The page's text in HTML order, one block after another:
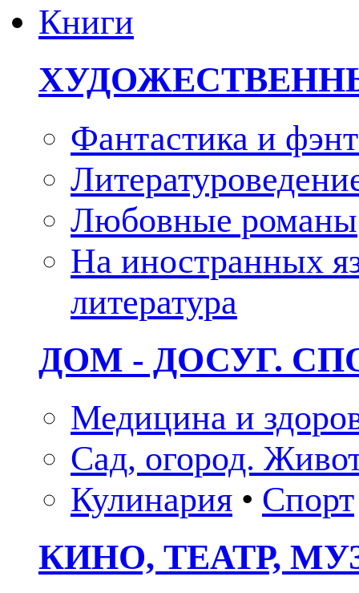
Книги
Фантастика и
Любовные романы
На иностранных
литература
ДОМ - ДОСУГ.
Медицина и
Сад, огород.
Кулинария • Спорт
КИНО, ТЕАТР,